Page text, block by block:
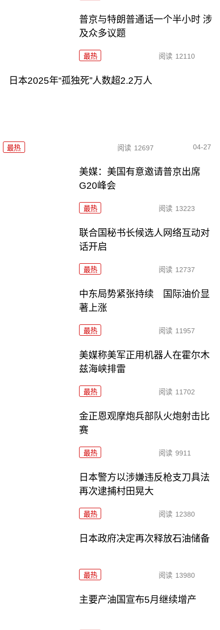
普京与特朗普通话一个半小时 涉
及众多议题
最热 阅读 12110
日本2025年“孤独死”人数超2.2万人
最热 阅读 12697 04-27
美媒：美国有意邀请普京出席
G20峰会
最热 阅读 13223
联合国秘书长候选人网络互动对
话开启
最热 阅读 12737
中东局势紧张持续 国际油价显
著上涨
最热 阅读 11957
美媒称美军正用机器人在霍尔木
兹海峡排雷
最热 阅读 11702
金正恩观摩炮兵部队火炮射击比
赛
最热 阅读 9911
日本警方以涉嫌违反枪支刀具法
再次逮捕村田晃大
最热 阅读 12380
日本政府决定再次释放石油储备
最热 阅读 13980
主要产油国宣布5月继续增产